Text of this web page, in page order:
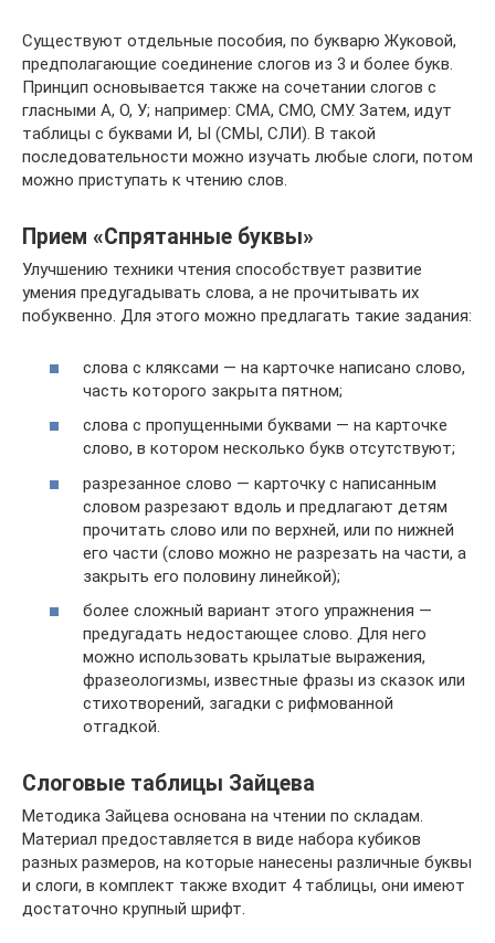
Существуют отдельные пособия, по букварю Жуковой,
предполагающие соединение слогов из 3 и более букв.
Принцип основывается также на сочетании слогов с
гласными А, О, У; например: СМА, СМО, СМУ. Затем, идут
таблицы с буквами И, Ы (СМЫ, СЛИ). В такой
последовательности можно изучать любые слоги, потом
можно приступать к чтению слов.
Прием «Спрятанные буквы»
Улучшению техники чтения способствует развитие
умения предугадывать слова, а не прочитывать их
побуквенно. Для этого можно предлагать такие задания:
слова с кляксами — на карточке написано слово,
часть которого закрыта пятном;
слова с пропущенными буквами — на карточке
слово, в котором несколько букв отсутствуют;
разрезанное слово — карточку с написанным
словом разрезают вдоль и предлагают детям
прочитать слово или по верхней, или по нижней
его части (слово можно не разрезать на части, а
закрыть его половину линейкой);
более сложный вариант этого упражнения —
предугадать недостающее слово. Для него
можно использовать крылатые выражения,
фразеологизмы, известные фразы из сказок или
стихотворений, загадки с рифмованной
отгадкой.
Слоговые таблицы Зайцева
Методика Зайцева основана на чтении по складам.
Материал предоставляется в виде набора кубиков
разных размеров, на которые нанесены различные буквы
и слоги, в комплект также входит 4 таблицы, они имеют
достаточно крупный шрифт.